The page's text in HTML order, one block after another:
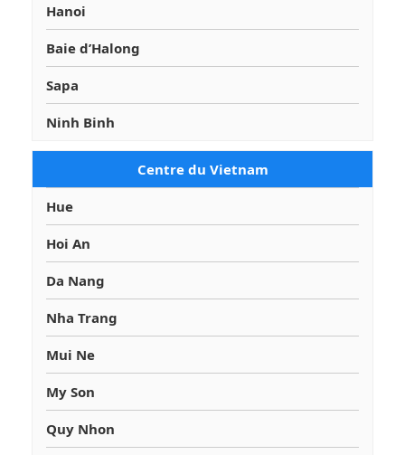
Hanoi
Baie d’Halong
Sapa
Ninh Binh
Centre du Vietnam
Hue
Hoi An
Da Nang
Nha Trang
Mui Ne
My Son
Quy Nhon